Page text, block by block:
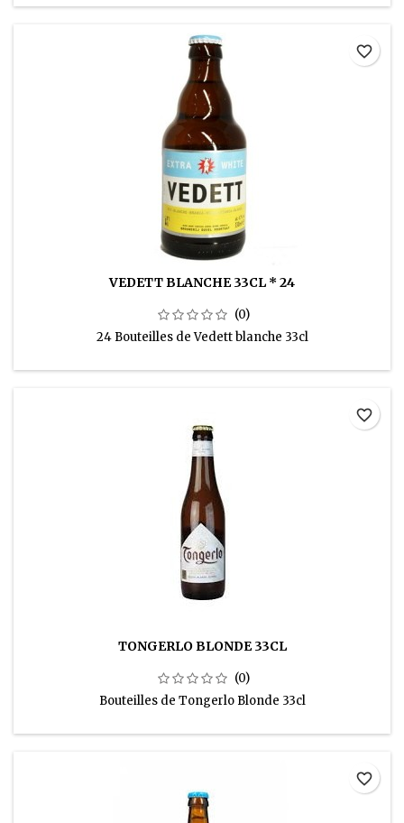
VEDETT BLANCHE 33CL * 24
(0)
24 Bouteilles de Vedett blanche 33cl
favorite_border
TONGERLO BLONDE 33CL
(0)
Bouteilles de Tongerlo Blonde 33cl
favorite_border
favorite_border